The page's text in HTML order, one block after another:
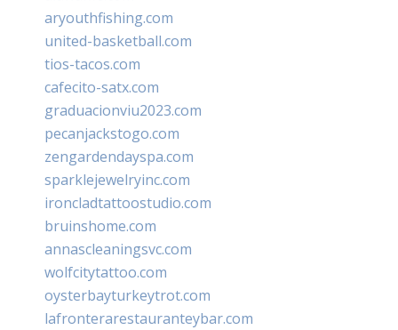
aryouthfishing.com
united-basketball.com
tios-tacos.com
cafecito-satx.com
graduacionviu2023.com
pecanjackstogo.com
zengardendayspa.com
sparklejewelryinc.com
ironcladtattoostudio.com
bruinshome.com
annascleaningsvc.com
wolfcitytattoo.com
oysterbayturkeytrot.com
lafronterarestauranteybar.com